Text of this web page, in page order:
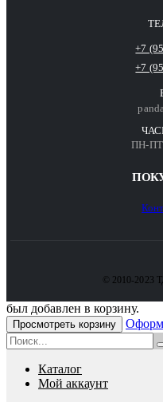
+7
+7
ПН-ПТ
© 2010-2023
был добавлен в корзину.
Просмотреть корзину
Каталог
Мой аккаунт